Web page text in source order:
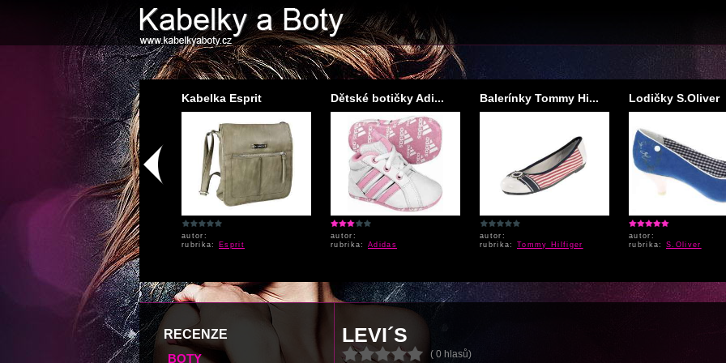
Pánské boty Fox
Fox
Kabelka Esprit
autor:
rubrika: Esprit
Dětské botičky Adi...
autor:
rubrika: Adidas
Balerínky Tommy Hi...
autor:
rubrika: Tommy Hilfiger
Lodičky S.Oliver
autor:
rubrika: S.Oliver
LEVI´S
( 0 hlasů)
RECENZE
BOTY